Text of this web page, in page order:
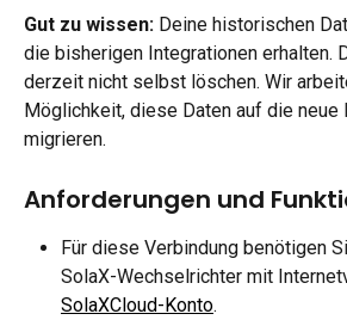
Gut zu wissen: Deine historischen
die bisherigen Integrationen erhalten.
derzeit nicht selbst löschen. Wir
Möglichkeit, diese Daten auf die neue
migrieren.
Anforderungen und
Für diese Verbindung benötigen
SolaX-Wechselrichter mit
SolaXCloud-Konto.